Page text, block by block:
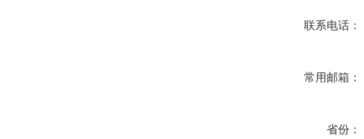
联系电话：
常用邮箱：
省份：